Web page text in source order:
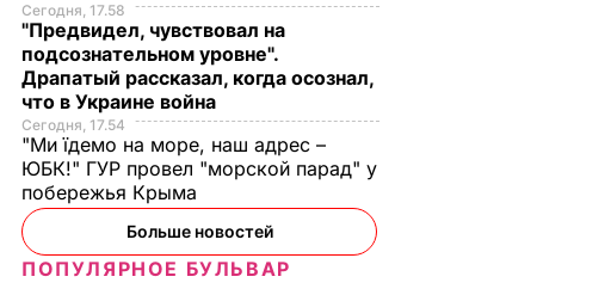
Сегодня, 17.58
"Предвидел, чувствовал на
подсознательном уровне".
Драпатый рассказал, когда осознал,
что в Украине война
Сегодня, 17.54
"Ми їдемо на море, наш адрес –
ЮБК!" ГУР провел "морской парад" у
побережья Крыма
Больше новостей
ПОПУЛЯРНОЕ БУЛЬВАР